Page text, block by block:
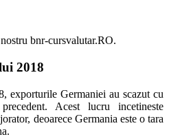
bnr-cursvalutar.RO.
2018
exporturile Germaniei au scazut cu
Acest lucru incetineste
deoarece Germania este o tara